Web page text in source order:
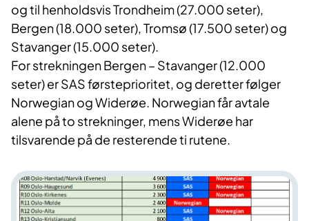
og til henholdsvis Trondheim (27.000 seter),
Bergen (18.000 seter), Tromsø (17.500 seter) og
Stavanger (15.000 seter).
For strekningen Bergen – Stavanger (12.000
seter) er SAS førsteprioritet, og deretter følger
Norwegian og Widerøe. Norwegian får avtale
alene på to strekninger, mens Widerøe har
tilsvarende på de resterende ti rutene.